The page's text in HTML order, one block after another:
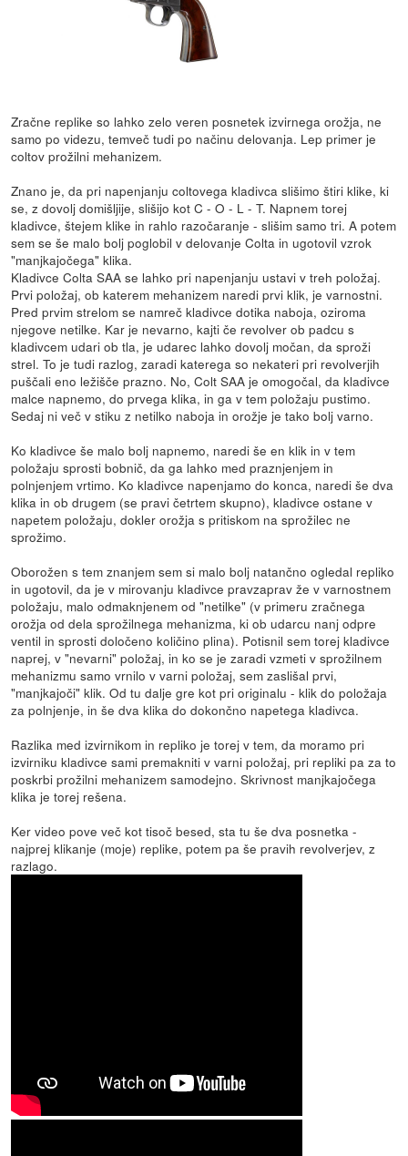
Zračne replike so lahko zelo veren posnetek izvirnega orožja, ne
samo po videzu, temveč tudi po načinu delovanja. Lep primer je
coltov prožilni mehanizem.
Znano je, da pri napenjanju coltovega kladivca slišimo štiri klike, ki
se, z dovolj domišljije, slišijo kot C - O - L - T. Napnem torej
kladivce, štejem klike in rahlo razočaranje - slišim samo tri. A potem
sem se še malo bolj poglobil v delovanje Colta in ugotovil vzrok
"manjkajočega" klika.
Kladivce Colta SAA se lahko pri napenjanju ustavi v treh položaj.
Prvi položaj, ob katerem mehanizem naredi prvi klik, je varnostni.
Pred prvim strelom se namreč kladivce dotika naboja, oziroma
njegove netilke. Kar je nevarno, kajti če revolver ob padcu s
kladivcem udari ob tla, je udarec lahko dovolj močan, da sproži
strel. To je tudi razlog, zaradi katerega so nekateri pri revolverjih
puščali eno ležišče prazno. No, Colt SAA je omogočal, da kladivce
malce napnemo, do prvega klika, in ga v tem položaju pustimo.
Sedaj ni več v stiku z netilko naboja in orožje je tako bolj varno.
Ko kladivce še malo bolj napnemo, naredi še en klik in v tem
položaju sprosti bobnič, da ga lahko med praznjenjem in
polnjenjem vrtimo. Ko kladivce napenjamo do konca, naredi še dva
klika in ob drugem (se pravi četrtem skupno), kladivce ostane v
napetem položaju, dokler orožja s pritiskom na sprožilec ne
sprožimo.
Oborožen s tem znanjem sem si malo bolj natančno ogledal repliko
in ugotovil, da je v mirovanju kladivce pravzaprav že v varnostnem
položaju, malo odmaknjenem od "netilke" (v primeru zračnega
orožja od dela sprožilnega mehanizma, ki ob udarcu nanj odpre
ventil in sprosti določeno količino plina). Potisnil sem torej kladivce
naprej, v "nevarni" položaj, in ko se je zaradi vzmeti v sprožilnem
mehanizmu samo vrnilo v varni položaj, sem zaslišal prvi,
"manjkajoči" klik. Od tu dalje gre kot pri originalu - klik do položaja
za polnjenje, in še dva klika do dokončno napetega kladivca.
Razlika med izvirnikom in repliko je torej v tem, da moramo pri
izvirniku kladivce sami premakniti v varni položaj, pri repliki pa za to
poskrbi prožilni mehanizem samodejno. Skrivnost manjkajočega
klika je torej rešena.
Ker video pove več kot tisoč besed, sta tu še dva posnetka -
najprej klikanje (moje) replike, potem pa še pravih revolverjev, z
razlago.